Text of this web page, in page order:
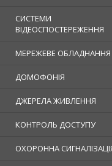
СИСТЕМИ
ВІДЕОСПОСТЕРЕЖЕННЯ
МЕРЕЖЕВЕ ОБЛАДНАННЯ
ДОМОФОНІЯ
ДЖЕРЕЛА ЖИВЛЕННЯ
КОНТРОЛЬ ДОСТУПУ
ОХОРОННА